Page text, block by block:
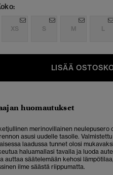
XS S M L
LISÄÄ
huomautukset
merinovillainen
asusi uudelle tasolle.
laadussa tunnet olosi
haluamallasi tavalla ja luoda
auttaa säätelemään kehosi
ilme säästä riippumatta.